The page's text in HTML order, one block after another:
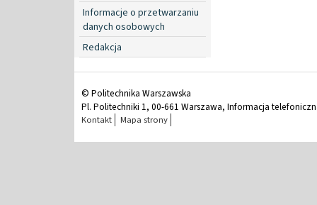
Informacje o przetwarzaniu
danych osobowych
Redakcja
© Politechnika Warszawska
Pl. Politechniki 1, 00-661 Warszawa, Informacja
Kontakt Mapa strony